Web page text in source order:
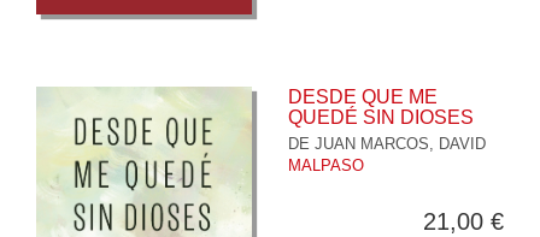
DESDE QUE ME
QUEDÉ SIN DIOSES
DE JUAN MARCOS, DAVID
MALPASO
21,00 €